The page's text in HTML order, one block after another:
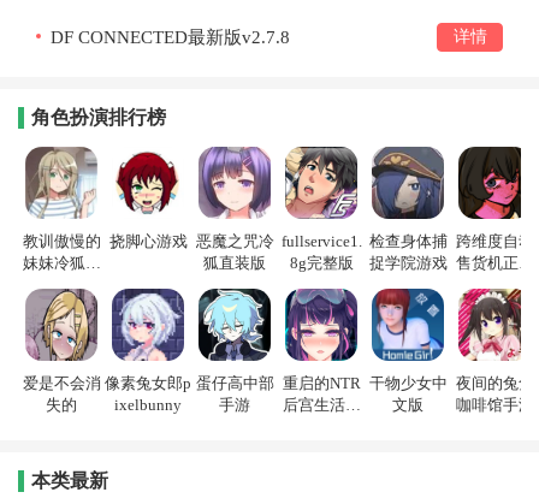
DF CONNECTED最新版v2.7.8 详情
角色扮演排行榜
教训傲慢的
妹妹冷狐游
挠脚心游戏 恶魔之咒冷
狐直装版
fullservice1.
8g完整版
检查身体捕
捉学院游戏
跨维度自动
售货机正式
爱是不会消
失的
像素兔女郎p
ixelbunny
蛋仔高中部
手游
重启的NTR
后宫生活游
干物少女中
文版
夜间的兔兔
咖啡馆手游
本类最新